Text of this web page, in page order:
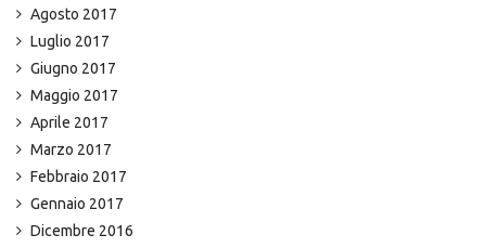
Agosto 2017
Luglio 2017
Giugno 2017
Maggio 2017
Aprile 2017
Marzo 2017
Febbraio 2017
Gennaio 2017
Dicembre 2016